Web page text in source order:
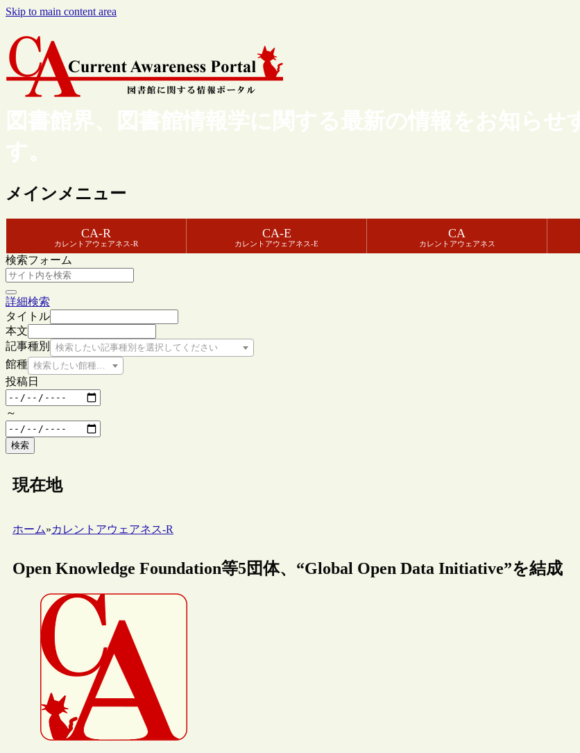
Skip to main content area
図書館界、図書館情報学に関する最新の情報をお知ら
す。
メインメニュー
CA-R
カレントアウェアネス-R
CA-E
カレントアウェアネス-E
CA
カレントアウェアネス
検索フォーム
詳細検索
タイトル
本文
記事種別
検索したい記事種別を選択してください
館種 検索したい館種を選択してください
投稿日
～
検索
現在地
ホーム»カレントアウェアネス-R
Open Knowledge Foundation等5団体、“Global Open Data Initiative”を結成